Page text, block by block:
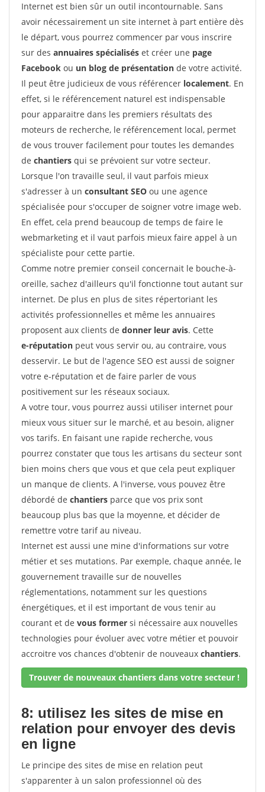
Internet est bien sûr un outil incontournable. Sans
avoir nécessairement un site internet à part entière dès
le départ, vous pourrez commencer par vous inscrire
sur des annuaires spécialisés et créer une page
Facebook ou un blog de présentation de votre activité.
Il peut être judicieux de vous référencer localement. En
effet, si le référencement naturel est indispensable
pour apparaitre dans les premiers résultats des
moteurs de recherche, le référencement local, permet
de vous trouver facilement pour toutes les demandes
de chantiers qui se prévoient sur votre secteur.
Lorsque l'on travaille seul, il vaut parfois mieux
s'adresser à un consultant SEO ou une agence
spécialisée pour s'occuper de soigner votre image web.
En effet, cela prend beaucoup de temps de faire le
webmarketing et il vaut parfois mieux faire appel à un
spécialiste pour cette partie.
Comme notre premier conseil concernait le bouche-à-
oreille, sachez d'ailleurs qu'il fonctionne tout autant sur
internet. De plus en plus de sites répertoriant les
activités professionnelles et même les annuaires
proposent aux clients de donner leur avis. Cette
e-réputation peut vous servir ou, au contraire, vous
desservir. Le but de l'agence SEO est aussi de soigner
votre e-réputation et de faire parler de vous
positivement sur les réseaux sociaux.
A votre tour, vous pourrez aussi utiliser internet pour
mieux vous situer sur le marché, et au besoin, aligner
vos tarifs. En faisant une rapide recherche, vous
pourrez constater que tous les artisans du secteur sont
bien moins chers que vous et que cela peut expliquer
un manque de clients. A l'inverse, vous pouvez être
débordé de chantiers parce que vos prix sont
beaucoup plus bas que la moyenne, et décider de
remettre votre tarif au niveau.
Internet est aussi une mine d'informations sur votre
métier et ses mutations. Par exemple, chaque année, le
gouvernement travaille sur de nouvelles
réglementations, notamment sur les questions
énergétiques, et il est important de vous tenir au
courant et de vous former si nécessaire aux nouvelles
technologies pour évoluer avec votre métier et pouvoir
accroitre vos chances d'obtenir de nouveaux chantiers.
Trouver de nouveaux chantiers dans votre secteur !
8: utilisez les sites de mise en
relation pour envoyer des devis
en ligne
Le principe des sites de mise en relation peut
s'apparenter à un salon professionnel où des